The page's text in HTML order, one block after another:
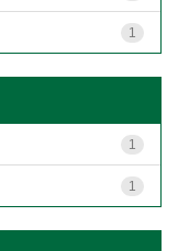
1
1
1